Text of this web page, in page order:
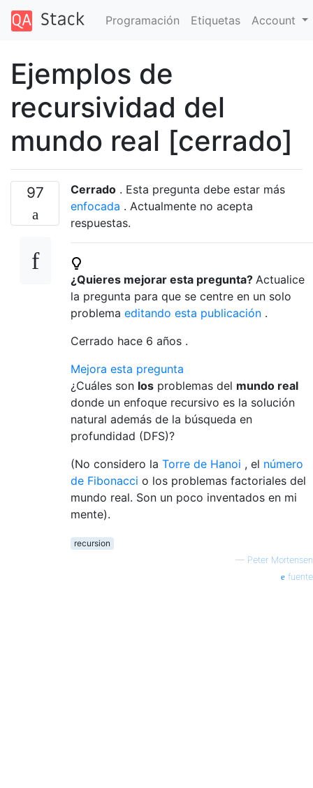
Programación Etiquetas Account
Ejemplos de
recursividad del
mundo real [cerrado]
97 Cerrado . Esta pregunta debe estar más
enfocada . Actualmente no acepta
respuestas.
¿Quieres mejorar esta pregunta? Actualice
la pregunta para que se centre en un solo
problema editando esta publicación .
Cerrado hace 6 años .
Mejora esta pregunta
¿Cuáles son los problemas del mundo real
donde un enfoque recursivo es la solución
natural además de la búsqueda en
profundidad (DFS)?
(No considero la Torre de Hanoi , el número
de Fibonacci o los problemas factoriales del
mundo real. Son un poco inventados en mi
mente).
recursion
— Peter Mortensen
fuente